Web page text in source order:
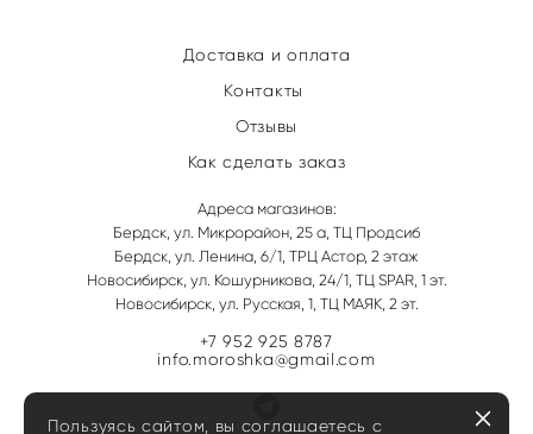
Доставка и оплата
Контакты
Отзывы
Как сделать заказ
Адреса магазинов:
Бердск, ул. Микрорайон, 25 а, ТЦ Продсиб
Бердск, ул. Ленина, 6/1, ТРЦ Астор, 2 этаж
Новосибирск, ул. Кошурникова, 24/1, ТЦ SPAR, 1 эт.
Новосибирск, ул. Русская, 1, ТЦ МАЯК, 2 эт.
+7 952 925 8787
info.moroshka@gmail.com
Пользуясь сайтом, вы соглашаетесь с